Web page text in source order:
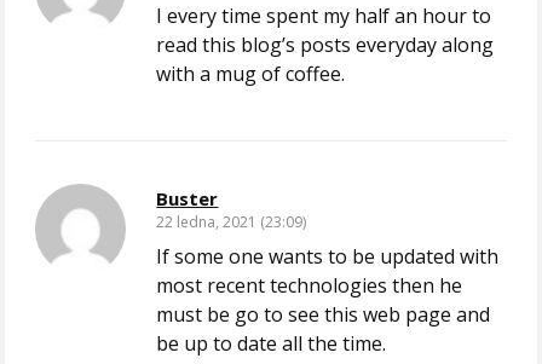
I every time spent my half an hour to
read this blog’s posts everyday along
with a mug of coffee.
Buster
22 ledna, 2021 (23:09)
If some one wants to be updated with
most recent technologies then he
must be go to see this web page and
be up to date all the time.